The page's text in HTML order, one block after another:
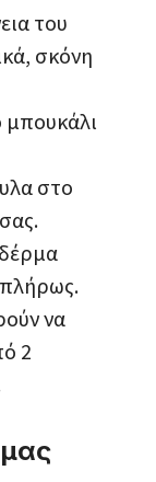
του
σκόνη
μπουκάλι
στο
να
2